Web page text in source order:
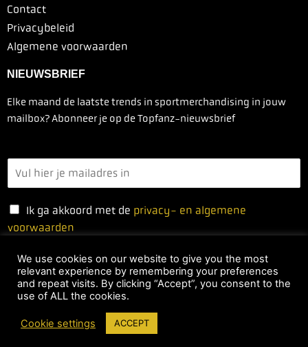
Contact
Privacybeleid
Algemene voorwaarden
NIEUWSBRIEF
Elke maand de laatste trends in sportmerchandising in jouw
mailbox? Abonneer je op de Topfanz-nieuwsbrief
Ik ga akkoord met de privacy- en algemene
voorwaarden
Ja, ik schrijf me in
We use cookies on our website to give you the most
relevant experience by remembering your preferences
and repeat visits. By clicking “Accept”, you consent to the
use of ALL the cookies.
Cookie settings ACCEPT